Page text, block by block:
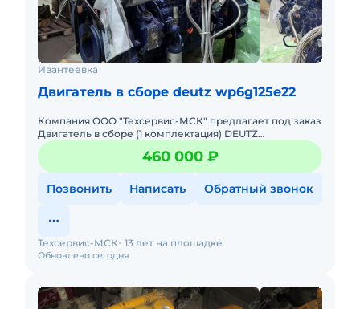
Ивантеевка
Двигатель в сборе deutz wp6g125e22
Компания ООО "Техсервис-МСК" предлагает под заказ
Двигатель в сборе (1 комплектация) DEUTZ
WP6G125E22. _ Производитель: Weichai. Модель:
WP6G125E22, TD226B-6460 000 ₽
Позвонить Написать Обратный звонок
Обновлено сегодня
Техсервис-МСК 13 лет на площадке